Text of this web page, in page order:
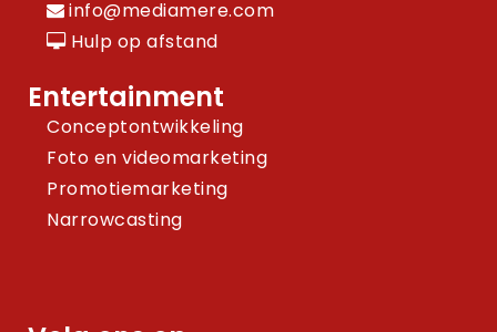
info@mediamere.com
Hulp op afstand
Entertainment
Conceptontwikkeling
Foto en videomarketing
Promotiemarketing
Narrowcasting